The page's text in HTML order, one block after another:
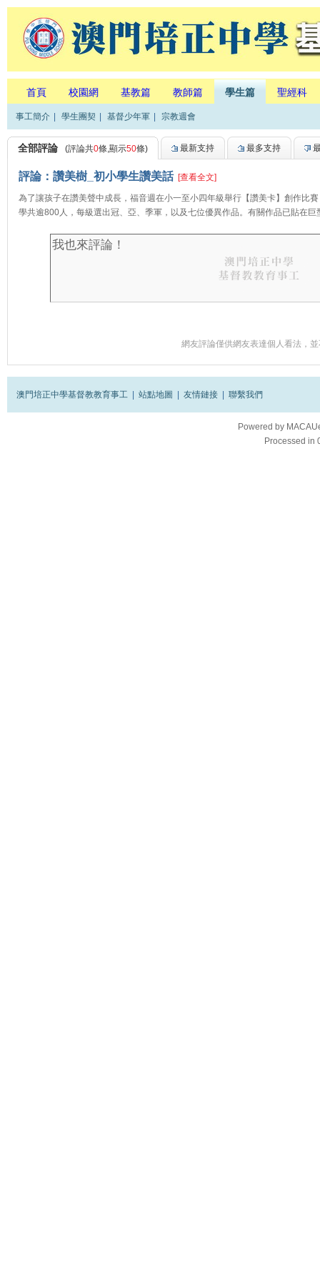
首頁 校園網 基教篇 教師篇 學生篇 聖經科
事工簡介 學生團契 基督少年軍 宗教週會
全部評論 (評論共0條,顯示50條) 最新支持 最多支持
評論：讚美樹_初小學生讚美話 [查看全文]
為了讓孩子在讚美聲中成長，福音週在小一至小四年級舉行【讚美卡】創作比
學共逾800人，每級選出冠、亞、季軍，以及七位優異作品。有關作品已貼在
網友評論僅供網友表達個人看法，
澳門培正中學基督教教育事工 站點地圖 友情鏈接 聯繫我們
Powered by
Processed in